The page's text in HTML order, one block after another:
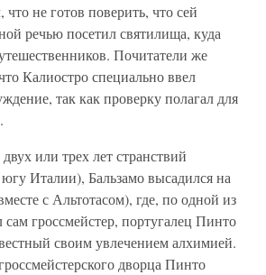
что не готов поверить, что сей
речью посетил святилища, куда
Почитатели же
Калиостро специально ввел
так как проверку полагал для
или трех лет странствий
Италии), Бальзамо высадился на
с Альтотасом), где, по одной из
сам гроссмейстер, португалец Пинто
своим увлечением алхимией.
дворца Пинто